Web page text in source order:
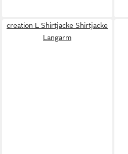
creation L Shirtjacke Shirtjacke
Langarm